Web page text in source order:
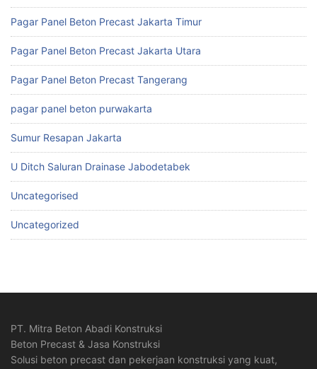
Pagar Panel Beton Precast Jakarta Timur
Pagar Panel Beton Precast Jakarta Utara
Pagar Panel Beton Precast Tangerang
pagar panel beton purwakarta
Sumur Resapan Jakarta
U Ditch Saluran Drainase Jabodetabek
Uncategorised
Uncategorized
PT. Mitra Beton Abadi Konstruksi
Beton Precast & Jasa Konstruksi
Solusi beton precast dan pekerjaan konstruksi yang kuat,